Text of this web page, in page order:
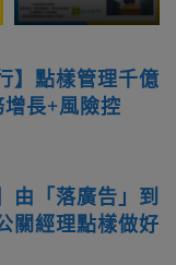
】點樣管理千億
長+風險控
由「落廣告」到
關經理點樣做好